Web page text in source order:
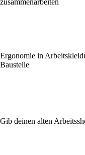
Ergonomie in
Baustelle
Gib deinen alten